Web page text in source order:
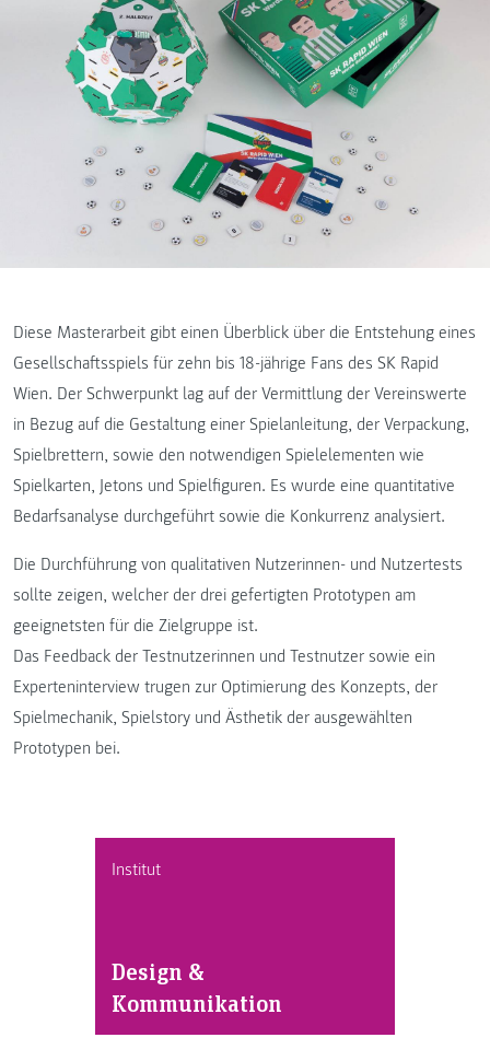
Institut
Design &
Kommunikation
Diese Masterarbeit gibt einen Überblick über die Entstehung eines
Gesellschaftsspiels für zehn bis 18-jährige Fans des SK Rapid
Wien. Der Schwerpunkt lag auf der Vermittlung der Vereinswerte
in Bezug auf die Gestaltung einer Spielanleitung, der Verpackung,
Spielbrettern, sowie den notwendigen Spielelementen wie
Spielkarten, Jetons und Spielfiguren. Es wurde eine quantitative
Bedarfsanalyse durchgeführt sowie die Konkurrenz analysiert.
Die Durchführung von qualitativen Nutzerinnen- und Nutzertests
sollte zeigen, welcher der drei gefertigten Prototypen am
geeignetsten für die Zielgruppe ist.
Das Feedback der Testnutzerinnen und Testnutzer sowie ein
Experteninterview trugen zur Optimierung des Konzepts, der
Spielmechanik, Spielstory und Ästhetik der ausgewählten
Prototypen bei.